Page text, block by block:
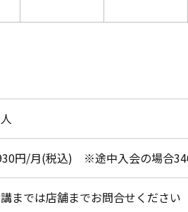
円/月(税込) ※途中入会の場合
までは店舗までお問合せくださ